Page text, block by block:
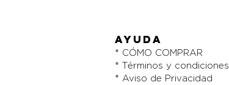
AYUDA
* CÓMO COMPRAR
* Términos y condiciones
* Aviso de Privacidad